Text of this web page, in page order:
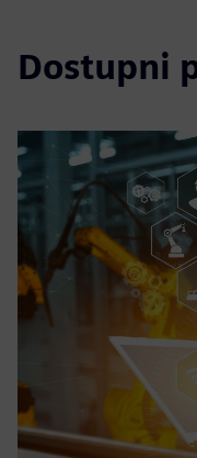
Dostupni